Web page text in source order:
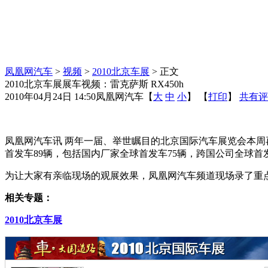
凤凰网汽车 > 视频 > 2010北京车展 > 正文
2010北京车展展车视频：雷克萨斯 RX450h
2010年04月24日 14:50凤凰网汽车 【 大 中 小】 【打印 】 共有
凤凰网汽车讯 两年一届、举世瞩目的北京国际汽车展览会本
首发车89辆，包括国内厂家全球首发车75辆，跨国公司全球首
为让大家有亲临现场的观展效果，凤凰网汽车频道现场录了重
相关专题：
2010北京车展